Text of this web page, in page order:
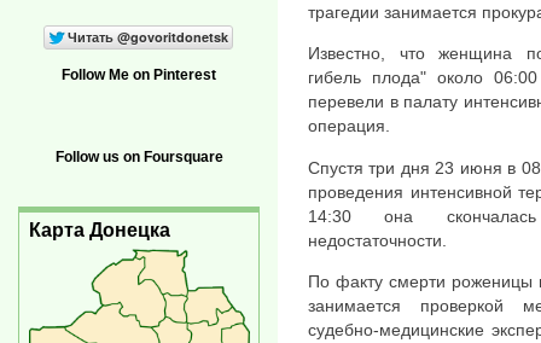
трагедии занимается
Известно, что женщина
гибель плода" около
перевели в палату
операция.
Спустя три дня 23 июня в
проведения интенсивной
14:30 она
недостаточности.
По факту смерти роженицы
занимается проверкой
судебно-медицинские
Follow Me on Pinterest
Follow us on Foursquare
Карта Донецка